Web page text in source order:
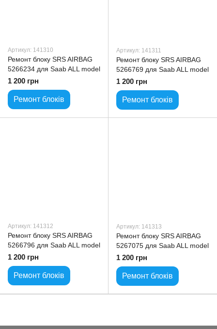
Артикул: 141310
Ремонт блоку SRS AIRBAG
5266234 для Saab ALL model
1 200 грн
Ремонт блоків
Артикул: 141311
Ремонт блоку SRS AIRBAG
5266769 для Saab ALL model
1 200 грн
Ремонт блоків
Артикул: 141312
Ремонт блоку SRS AIRBAG
5266796 для Saab ALL model
1 200 грн
Ремонт блоків
Артикул: 141313
Ремонт блоку SRS AIRBAG
5267075 для Saab ALL model
1 200 грн
Ремонт блоків